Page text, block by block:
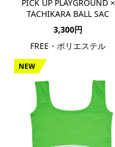
PICK UP PLAYGROUND ×
TACHIKARA BALL SAC
3,300円
FREE・ポリエステル
NEW